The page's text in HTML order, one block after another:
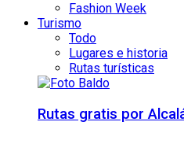
Fashion Week
Turismo
Todo
Lugares e historia
Rutas turísticas
Rutas gratis por